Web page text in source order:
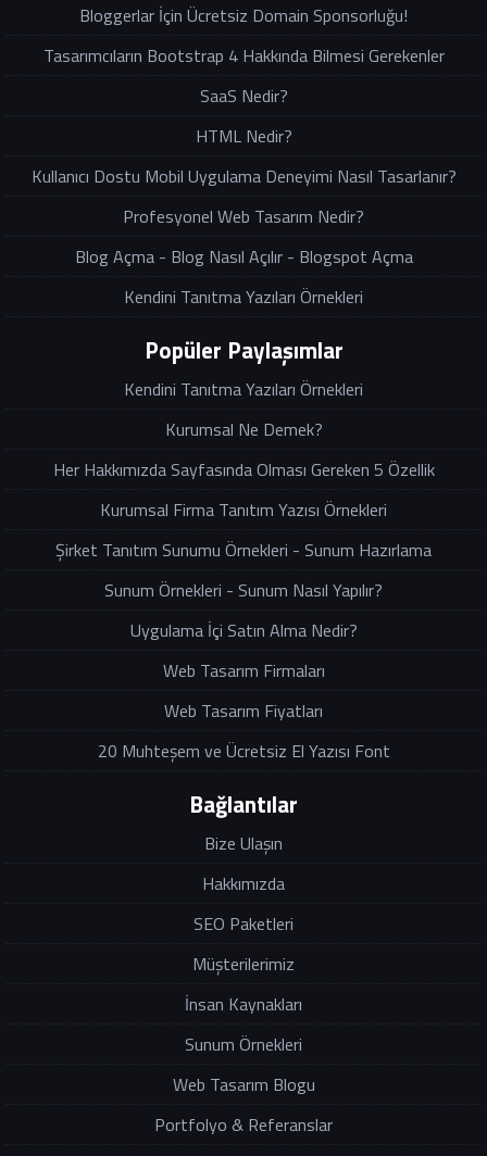
Bloggerlar İçin Ücretsiz Domain Sponsorluğu!
Tasarımcıların Bootstrap 4 Hakkında Bilmesi Gerekenler
SaaS Nedir?
HTML Nedir?
Kullanıcı Dostu Mobil Uygulama Deneyimi Nasıl Tasarlanır?
Profesyonel Web Tasarım Nedir?
Blog Açma - Blog Nasıl Açılır - Blogspot Açma
Kendini Tanıtma Yazıları Örnekleri
Popüler Paylaşımlar
Kendini Tanıtma Yazıları Örnekleri
Kurumsal Ne Demek?
Her Hakkımızda Sayfasında Olması Gereken 5 Özellik
Kurumsal Firma Tanıtım Yazısı Örnekleri
Şirket Tanıtım Sunumu Örnekleri - Sunum Hazırlama
Sunum Örnekleri - Sunum Nasıl Yapılır?
Uygulama İçi Satın Alma Nedir?
Web Tasarım Firmaları
Web Tasarım Fiyatları
20 Muhteşem ve Ücretsiz El Yazısı Font
Bağlantılar
Bize Ulaşın
Hakkımızda
SEO Paketleri
Müşterilerimiz
İnsan Kaynakları
Sunum Örnekleri
Web Tasarım Blogu
Portfolyo & Referanslar